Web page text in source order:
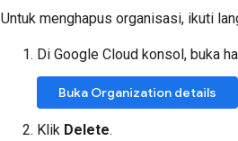
Untuk menghapus organisasi, ikuti
Di Google Cloud konsol, buka
Buka Organization details
Klik Delete.